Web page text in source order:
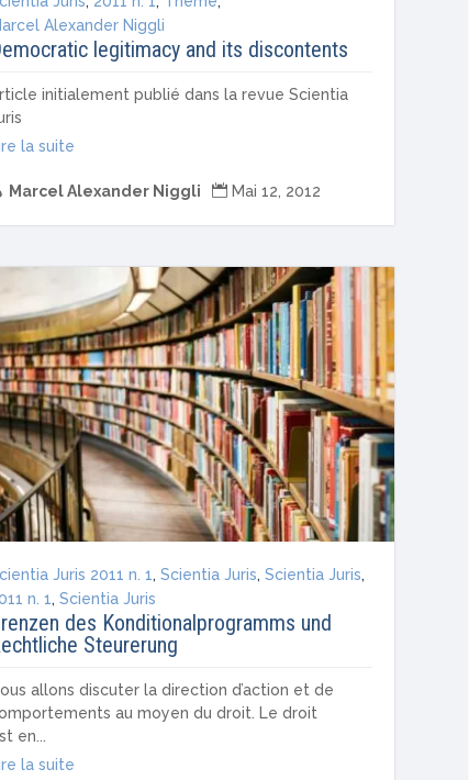
Alexander Niggli
legitimacy and its discontents
initialement publié dans la revue Scientia
la suite
Marcel Alexander Niggli  Mai 12, 2012
Juris 2011 n. 1, Scientia Juris, Scientia Juris,
n. 1, Scientia Juris
des Konditionalprogramms und
Steurerung
allons discuter la direction d’action et de
au moyen du droit. Le droit
en...
la suite